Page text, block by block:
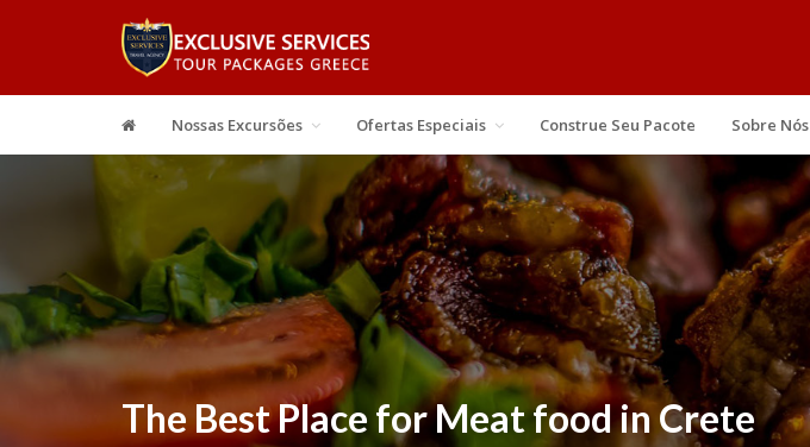
Nossas Excursões Ofertas Especiais Construe Seu Pacote Sobre Nós
The Best Place for Meat food in Crete